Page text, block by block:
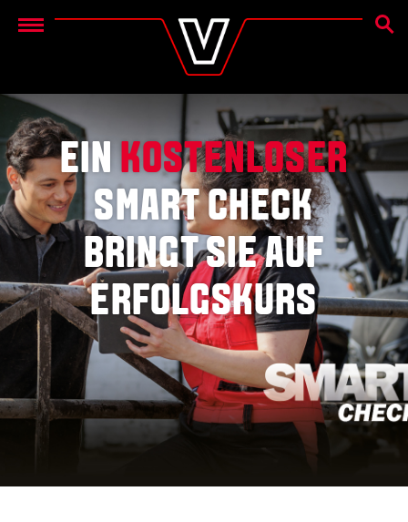
Menu
EINKOSTENLOSER
SMART CHECK
BRINGT SIE AUF
ERFOLGSKURS